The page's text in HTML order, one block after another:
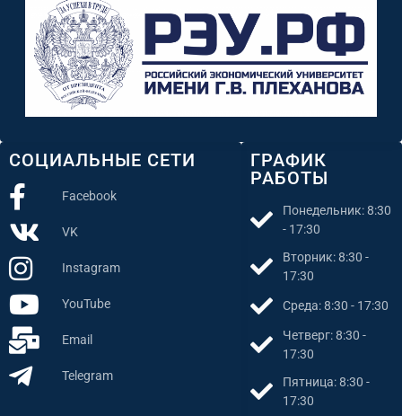
ГРАФИК
РАБОТЫ
Понедельник: 8:30
- 17:30
Вторник: 8:30 -
17:30
Среда: 8:30 - 17:30
Четверг: 8:30 -
17:30
Пятница: 8:30 -
17:30
СОЦИАЛЬНЫЕ СЕТИ
Facebook
VK
Instagram
YouTube
Email
Telegram